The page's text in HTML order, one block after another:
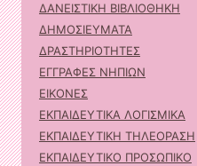
ΔΑΝΕΙΣΤΙΚΗ ΒΙΒΛΙΟΘΗΚΗ
ΔΗΜΟΣΙΕΥΜΑΤΑ
ΔΡΑΣΤΗΡΙΟΤΗΤΕΣ
ΕΓΓΡΑΦΕΣ ΝΗΠΙΩΝ
ΕΙΚΟΝΕΣ
ΕΚΠΑΙΔΕΥΤΙΚΑ ΛΟΓΙΣΜΙΚΑ
ΕΚΠΑΙΔΕΥΤΙΚΗ ΤΗΛΕΟΡΑΣΗ
ΕΚΠΑΙΔΕΥΤΙΚΟ ΠΡΟΣΩΠΙΚΟ